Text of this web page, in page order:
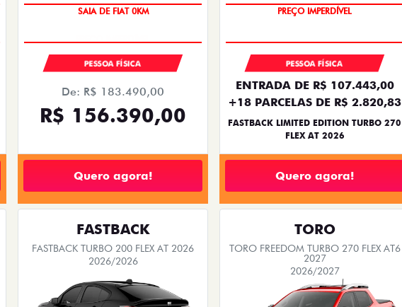
SAIA DE FIAT 0KM
PESSOA FÍSICA
De: R$ 183.490,00
R$ 156.390,00
Quero agora!
PREÇO IMPERDÍVEL
PESSOA FÍSICA
ENTRADA DE R$ 107.443,00
+18 PARCELAS DE R$ 2.820,83
FASTBACK LIMITED EDITION TURBO 270
FLEX AT 2026
Quero agora!
FASTBACK
FASTBACK TURBO 200 FLEX AT 2026
2026/2026
TORO
TORO FREEDOM TURBO 270 FLEX AT6
2027
2026/2027